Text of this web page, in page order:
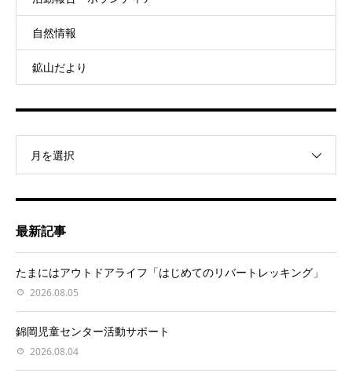
自然情報
鉱山だより
月を選択
最新記事
たまにはアウトドアライフ「はじめてのリバートレッキング」
2026.08.05
錦岡児童センター活動サポート
2026.08.04